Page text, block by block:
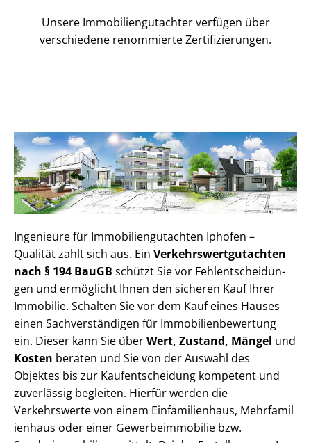
Unsere Immobilien­gutachter verfügen über
verschiedene renommierte Zer­ti­fi­zie­run­gen.
Ingenieure für Im­mo­bi­li­en­gut­ach­ten Iphofen –
Qualität zahlt sich aus. Ein Ver­kehrs­wert­gut­ach­ten
nach § 194 BauGB schützt Sie vor Fehl­ent­schei­dun­
gen und ermöglicht Ihnen den sicheren Kauf Ihrer
Immobilie. Schalten Sie vor dem Kauf eines Hauses
einen Sach­ver­stän­di­gen für Im­mo­bi­li­en­be­wer­tung
ein. Dieser kann Sie überWert, Zustand, Mängel und
Kosten beraten und Sie von der Auswahl des
Objektes bis zur Kauf­ent­schei­dung kompetent und
zuverlässig begleiten. Hierfür werden die
Verkehrswerte von einem Einfamilienhaus, Mehr­fa­mi­l
i­en­haus oder einer Ge­wer­be­im­mo­bi­lie bzw.